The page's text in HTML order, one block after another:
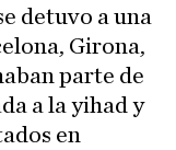
detuvo a una
Girona,
parte de
a la yihad y
en